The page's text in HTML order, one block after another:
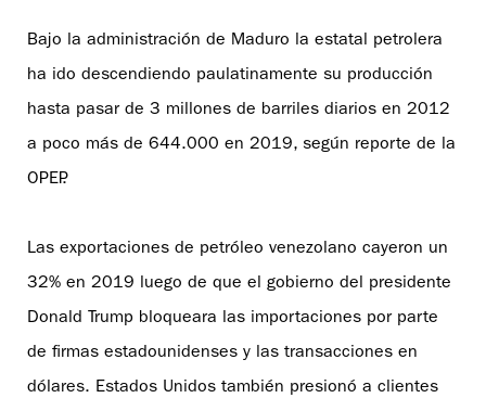
Bajo la administración de Maduro la estatal petrolera
ha ido descendiendo paulatinamente su producción
hasta pasar de 3 millones de barriles diarios en 2012
a poco más de 644.000 en 2019, según reporte de la
OPEP.
Las exportaciones de petróleo venezolano cayeron un
32% en 2019 luego de que el gobierno del presidente
Donald Trump bloqueara las importaciones por parte
de firmas estadounidenses y las transacciones en
dólares. Estados Unidos también presionó a clientes